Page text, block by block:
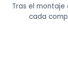
Tras el
cada